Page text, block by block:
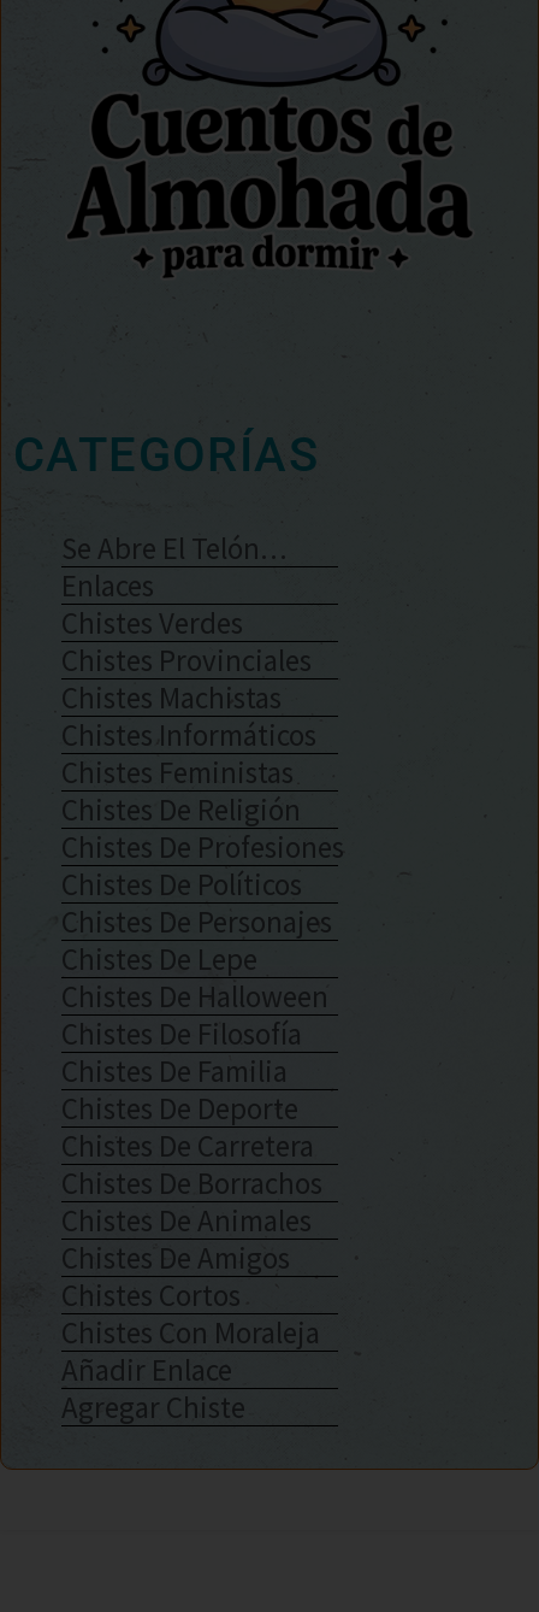
CATEGORÍAS
Se Abre El Telón…
Enlaces
Chistes Verdes
Chistes Provinciales
Chistes Machistas
Chistes Informáticos
Chistes Feministas
Chistes De Religión
Chistes De Profesiones
Chistes De Políticos
Chistes De Personajes
Chistes De Lepe
Chistes De Halloween
Chistes De Filosofía
Chistes De Familia
Chistes De Deporte
Chistes De Carretera
Chistes De Borrachos
Chistes De Animales
Chistes De Amigos
Chistes Cortos
Chistes Con Moraleja
Añadir Enlace
Agregar Chiste